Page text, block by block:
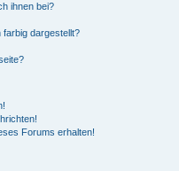
ihnen bei?
dargestellt?
Forums erhalten!